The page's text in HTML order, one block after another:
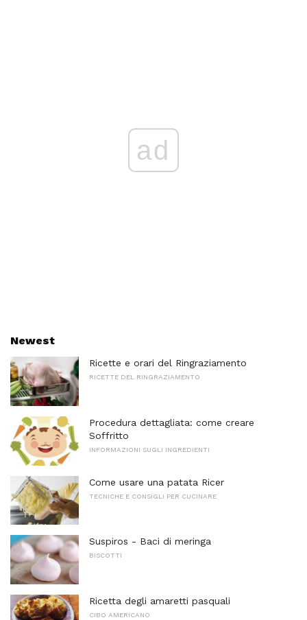
ad
Newest
Ricette e orari del Ringraziamento
RICETTE DEL RINGRAZIAMENTO
Procedura dettagliata: come creare
Soffritto
INFORMAZIONI SUGLI INGREDIENTI
Come usare una patata Ricer
TECNICHE E CONSIGLI PER CUCINARE
Suspiros - Baci di meringa
BISCOTTI
Ricetta degli amaretti pasquali
CIBO AMERICANO